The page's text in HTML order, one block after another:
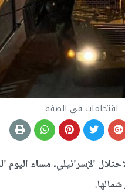
اقتحامات في الضفة
الإسرائيلي، مساء اليوم